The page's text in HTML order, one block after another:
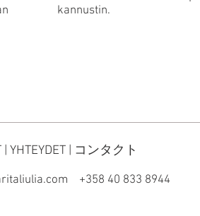
kannustin.
| YHTEYDET | コンタクト
+358 40 833 8944